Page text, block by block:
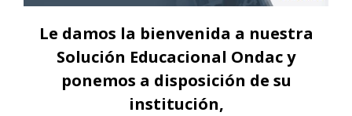
Le damos la bienvenida a nuestra
Solución Educacional Ondac y
ponemos a disposición de su
institución,